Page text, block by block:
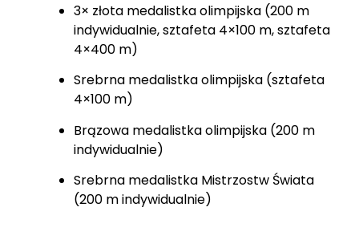
3× złota medalistka olimpijska (200 m
indywidualnie, sztafeta 4×100 m, sztafeta
4×400 m)
Srebrna medalistka olimpijska (sztafeta
4×100 m)
Brązowa medalistka olimpijska (200 m
indywidualnie)
Srebrna medalistka Mistrzostw Świata
(200 m indywidualnie)